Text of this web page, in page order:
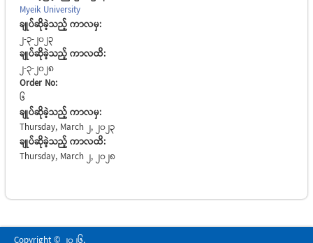
Myeik University
ချုပ်ဆိုခဲ့သည့် ကာလမှ:
2-3-2023
ချုပ်ဆိုခဲ့သည့် ကာလထိ:
2-3-2028
Order No:
6
ချုပ်ဆိုခဲ့သည့် ကာလမှ:
Thursday, March 2, 2023
ချုပ်ဆိုခဲ့သည့် ကာလထိ:
Thursday, March 2, 2028